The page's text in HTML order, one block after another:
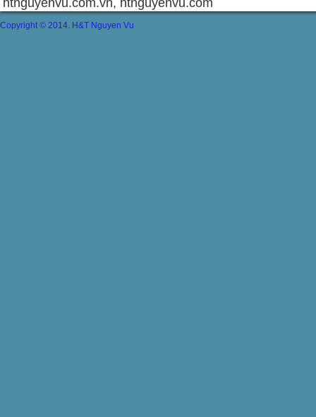
htnguyenvu.com.vn, htnguyenvu.com
Copyright © 2014. H&T Nguyen Vu